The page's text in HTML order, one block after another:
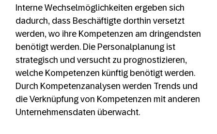
Interne Wechselmöglichkeiten ergeben sich
dadurch, dass Beschäftigte dorthin versetzt
werden, wo ihre Kompetenzen am dringendsten
benötigt werden. Die Personalplanung ist
strategisch und versucht zu prognostizieren,
welche Kompetenzen künftig benötigt werden.
Durch Kompetenzanalysen werden Trends und
die Verknüpfung von Kompetenzen mit anderen
Unternehmensdaten überwacht.